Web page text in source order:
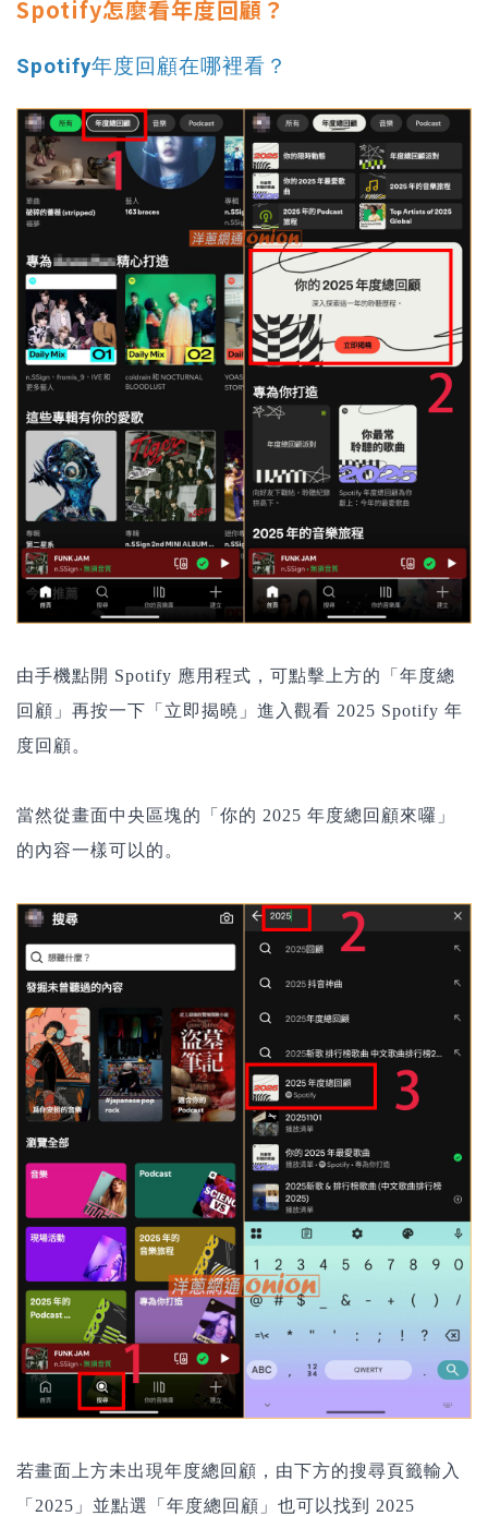
Spotify怎麼看年度回顧？
Spotify年度回顧在哪裡看？
由手機點開 Spotify 應用程式，可點擊上方的「年度總
回顧」再按一下「 立即揭曉 」進入觀看 2025 Spotify 年
度回顧。
當然從畫面中央區塊的「你的 2025 年度總回顧來囉」
的內容一樣可以的。
若畫面上方未出現年度總回顧，由下方的搜尋頁籤輸入
「2025」並點選「年度總回顧」也可以找到 2025